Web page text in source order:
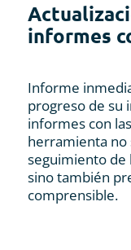
informes
Informe
progreso de su
informes con
herramienta no
seguimiento de
sino también
comprensible.